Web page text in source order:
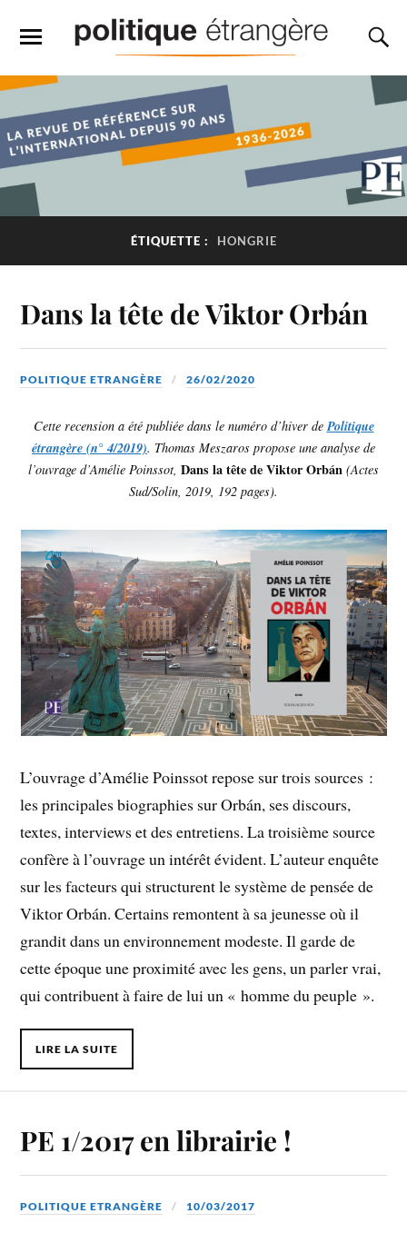
ÉTIQUETTE : HONGRIE
Dans la tête de Viktor Orbán
POLITIQUE ETRANGÈRE 26/02/2020
Cette recension a été publiée dans le numéro d’hiver dePolitique
étrangère (n° 4/2019). Thomas Meszaros propose une analyse de
l’ouvrage d’Amélie Poinssot, Dans la tête de Viktor Orbán (Actes
Sud/Solin, 2019, 192 pages).
L’ouvrage d’Amélie Poinssot repose sur trois sources :
les principales biographies sur Orbán, ses discours,
textes, interviews et des entretiens. La troisième source
confère à l’ouvrage un intérêt évident. L’auteur enquête
sur les facteurs qui structurent le système de pensée de
Viktor Orbán. Certains remontent à sa jeunesse où il
grandit dans un environnement modeste. Il garde de
cette époque une proximité avec les gens, un parler vrai,
qui contribuent à faire de lui un « homme du peuple ».
LIRE LA SUITE
PE 1/2017 en librairie !
POLITIQUE ETRANGÈRE 10/03/2017